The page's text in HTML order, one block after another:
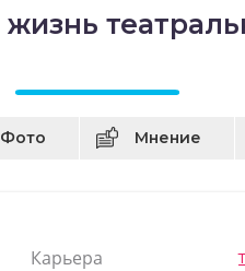
Фото Мнение
Карьера